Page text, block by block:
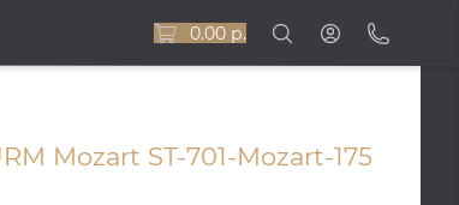
0.00 р.
Mozart ST-701-Mozart-175